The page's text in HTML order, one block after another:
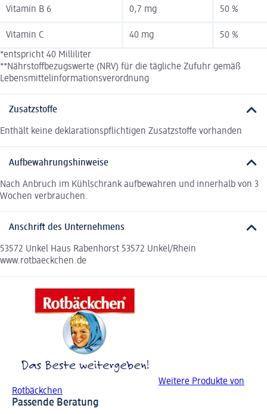
Vitamin B 6 0,7 mg 50 %
Vitamin C 40 mg 50 %
*entspricht 40 Milliliter
**Nährstoffbezugswerte (NRV) für die tägliche Zufuhr gemäß
Lebensmittelinformationsverordnung
Zusatzstoffe
Enthält keine deklarationspflichtigen Zusatzstoffe vorhanden
Aufbewahrungshinweise
Nach Anbruch im Kühlschrank aufbewahren und innerhalb von 3
Wochen verbrauchen.
Anschrift des Unternehmens
53572 Unkel Haus Rabenhorst 53572 Unkel/Rhein
www.rotbaeckchen.de
Weitere Produkte von
Rotbäckchen
Passende Beratung